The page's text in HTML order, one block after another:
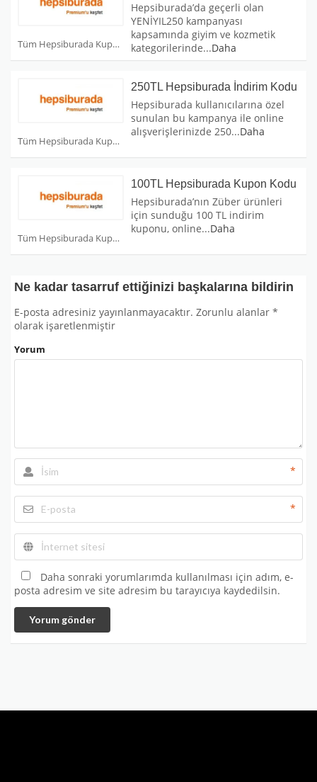
Tüm Hepsiburada Kuponları
Hepsiburada’da geçerli olan
YENİYIL250 kampanyası
kapsamında giyim ve kozmetik
kategorilerinde...Daha
Tüm Hepsiburada Kuponları
250TL Hepsiburada İndirim Kodu
Hepsiburada kullanıcılarına özel
sunulan bu kampanya ile online
alışverişlerinizde 250...Daha
Tüm Hepsiburada Kuponları
100TL Hepsiburada Kupon Kodu
Hepsiburada’nın Züber ürünleri
için sunduğu 100 TL indirim
kuponu, online...Daha
Ne kadar tasarruf ettiğinizi başkalarına bildirin
E-posta adresiniz yayınlanmayacaktır. Zorunlu alanlar *
olarak işaretlenmiştir
Yorum
*
*
Daha sonraki yorumlarımda kullanılması için adım, e-
posta adresim ve site adresim bu tarayıcıya kaydedilsin.
Yorum gönder